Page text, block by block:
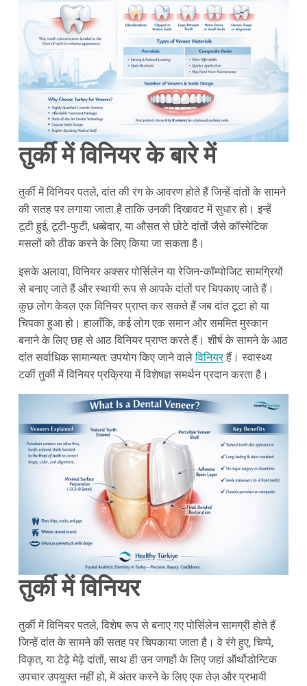
तुर्की में विनियर के बारे में
तुर्की में विनियर पतले, दांत की रंग के आवरण होते हैं जिन्हें दांतों के सामने
की सतह पर लगाया जाता है ताकि उनकी दिखावट में सुधार हो। इन्हें
टूटी हुई, टूटी-फुटी, धब्बेदार, या औसत से छोटे दांतों जैसे कॉस्मेटिक
मसलों को ठीक करने के लिए किया जा सकता है।
इसके अलावा, विनियर अक्सर पोर्सिलेन या रेजिन-कॉम्पोजिट सामग्रियों
से बनाए जाते हैं और स्थायी रूप से आपके दांतों पर चिपकाए जाते हैं।
कुछ लोग केवल एक विनियर प्राप्त कर सकते हैं जब दांत टूटा हो या
चिपका हुआ हो। हालाँकि, कई लोग एक समान और सममित मुस्कान
बनाने के लिए छह से आठ विनियर प्राप्त करते हैं। शीर्ष के सामने के आठ
दांत सर्वाधिक सामान्यत: उपयोग किए जाने वालेविनियरहैं। स्वास्थ्य
टर्की तुर्की में विनियर प्रक्रिया में विशेषज्ञ समर्थन प्रदान करता है।
तुर्की में विनियर
तुर्की में विनियर पतले, विशेष रूप से बनाए गए पोर्सिलेन सामग्री होते हैं
जिन्हें दांत के सामने की सतह पर चिपकाया जाता है। वे रंगे हुए, चिप्पे,
विकृत, या टेढ़े मेढ़े दांतों, साथ ही उन जगहों के लिए जहां ऑर्थोडोन्टिक
उपचार उपयुक्त नहीं हो, में अंतर करने के लिए एक तेज़ और प्रभावी